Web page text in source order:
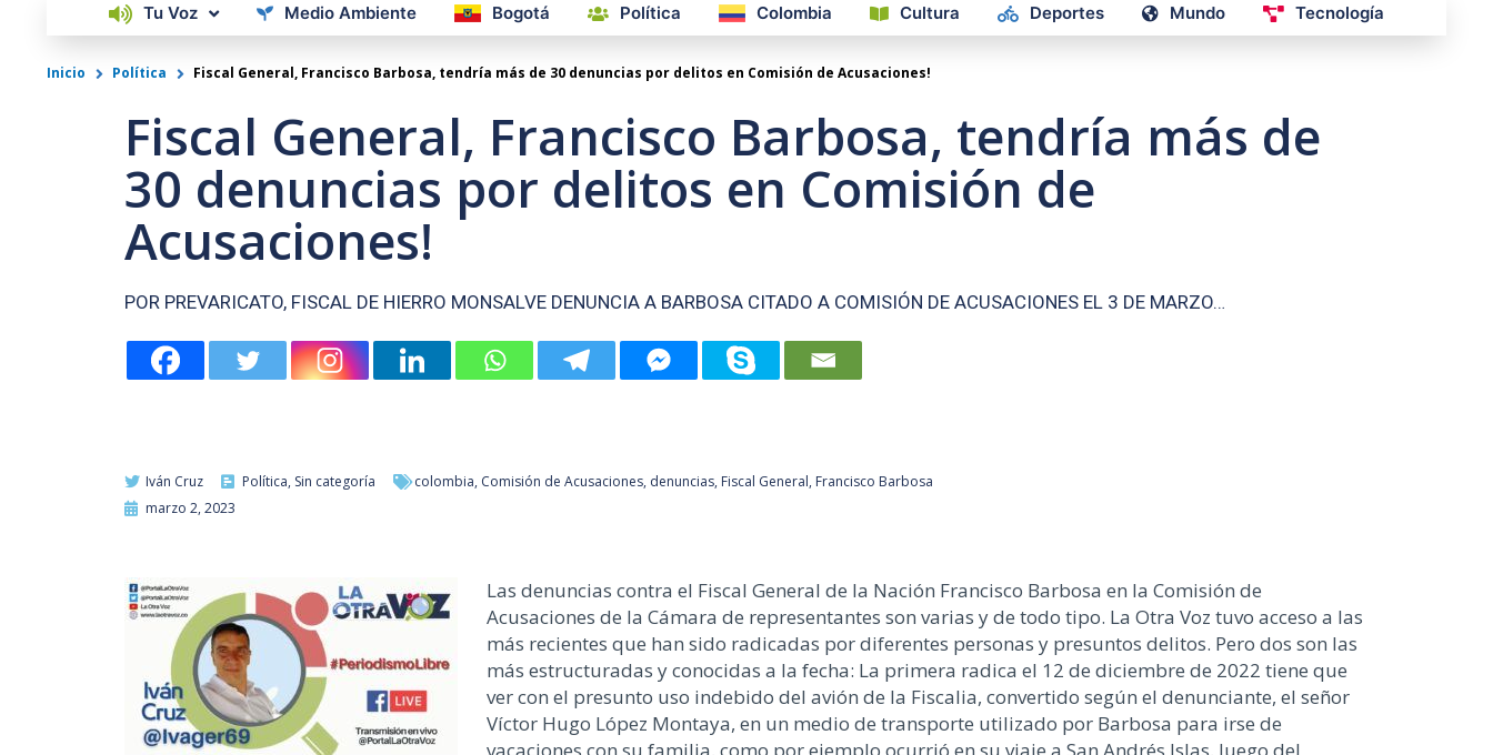
Tu Voz Medio Ambiente Bogotá Política Colombia Cultura Deportes Mundo Tecnología
Inicio Política Fiscal General, Francisco Barbosa, tendría más de 30 denuncias por delitos en Comisión de Acusaciones!
Fiscal General, Francisco Barbosa, tendría más de
30 denuncias por delitos en Comisión de
Acusaciones!
POR PREVARICATO, FISCAL DE HIERRO MONSALVE DENUNCIA A BARBOSA CITADO A COMISIÓN DE ACUSACIONES EL 3 DE MARZO…
Iván Cruz Política, Sin categoría colombia, Comisión de Acusaciones, denuncias, Fiscal General, Francisco Barbosa
marzo 2, 2023
Las denuncias contra el Fiscal General de la Nación Francisco Barbosa en la Comisión de
Acusaciones de la Cámara de representantes son varias y de todo tipo. La Otra Voz tuvo acceso a las
más recientes que han sido radicadas por diferentes personas y presuntos delitos. Pero dos son las
más estructuradas y conocidas a la fecha: La primera radica el 12 de diciembre de 2022 tiene que
ver con el presunto uso indebido del avión de la Fiscalia, convertido según el denunciante, el señor
Víctor Hugo López Montaya, en un medio de transporte utilizado por Barbosa para irse de
vacaciones con su familia, como por ejemplo ocurrió en su viaje a San Andrés Islas, luego del